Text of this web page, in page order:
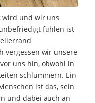
wird und wir uns
fühlen ist
vergessen wir unsere
uns hin, obwohl in
schlummern. Ein
ist das, sein
und dabei auch an